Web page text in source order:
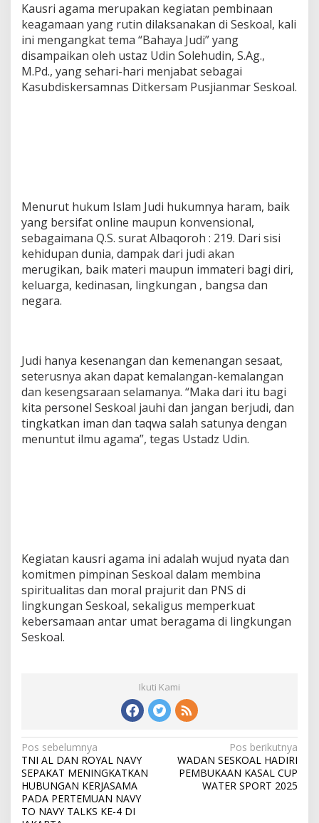
Kausri agama merupakan kegiatan pembinaan
keagamaan yang rutin dilaksanakan di Seskoal, kali
ini mengangkat tema “Bahaya Judi” yang
disampaikan oleh ustaz Udin Solehudin, S.Ag.,
M.Pd., yang sehari-hari menjabat sebagai
Kasubdiskersamnas Ditkersam Pusjianmar Seskoal.
Menurut hukum Islam Judi hukumnya haram, baik
yang bersifat online maupun konvensional,
sebagaimana Q.S. surat Albaqoroh : 219. Dari sisi
kehidupan dunia, dampak dari judi akan
merugikan, baik materi maupun immateri bagi diri,
keluarga, kedinasan, lingkungan , bangsa dan
negara.
Judi hanya kesenangan dan kemenangan sesaat,
seterusnya akan dapat kemalangan-kemalangan
dan kesengsaraan selamanya. “Maka dari itu bagi
kita personel Seskoal jauhi dan jangan berjudi, dan
tingkatkan iman dan taqwa salah satunya dengan
menuntut ilmu agama”, tegas Ustadz Udin.
Kegiatan kausri agama ini adalah wujud nyata dan
komitmen pimpinan Seskoal dalam membina
spiritualitas dan moral prajurit dan PNS di
lingkungan Seskoal, sekaligus memperkuat
kebersamaan antar umat beragama di lingkungan
Seskoal.
Ikuti Kami
N
a
v
i
Pos sebelumnya
TNI AL DAN ROYAL NAVY
SEPAKAT MENINGKATKAN
HUBUNGAN KERJASAMA
PADA PERTEMUAN NAVY
TO NAVY TALKS KE-4 DI
Pos berikutnya
WADAN SESKOAL HADIRI
PEMBUKAAN KASAL CUP
WATER SPORT 2025